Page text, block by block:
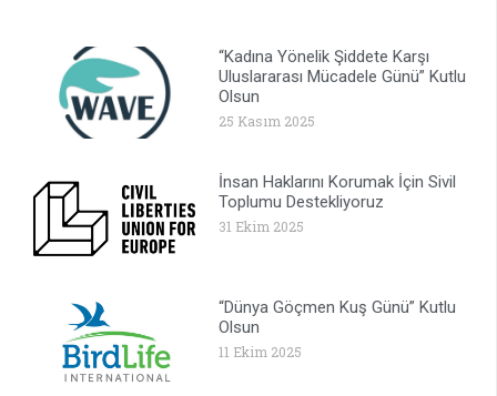
“Kadına Yönelik Şiddete Karşı
Uluslararası Mücadele Günü” Kutlu
Olsun
25 Kasım 2025
İnsan Haklarını Korumak İçin Sivil
Toplumu Destekliyoruz
31 Ekim 2025
“Dünya Göçmen Kuş Günü” Kutlu
Olsun
11 Ekim 2025